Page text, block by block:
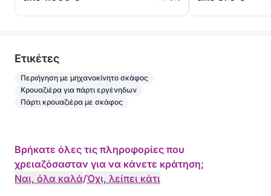
Eτικέτες
Περιήγηση με μηχανοκίνητο σκάφος
Κρουαζιέρα για πάρτι εργένηδων
Πάρτι κρουαζιέρα με σκάφος
Βρήκατε όλες τις πληροφορίες που
χρειαζόσασταν για να κάνετε κράτηση;
Ναι, όλα καλά/Όχι, λείπει κάτι